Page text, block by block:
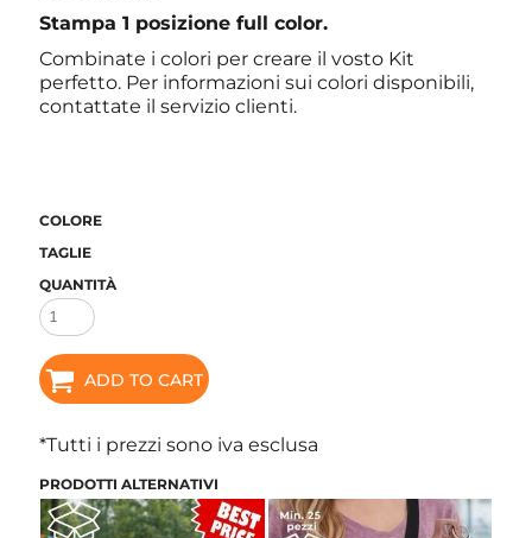
Stampa 1 posizione full color.
Combinate i colori per creare il vosto Kit
perfetto. Per informazioni sui colori disponibili,
contattate il servizio clienti.
COLORE
TAGLIE
QUANTITÀ
ADD TO CART
*Tutti i prezzi sono iva esclusa
PRODOTTI ALTERNATIVI